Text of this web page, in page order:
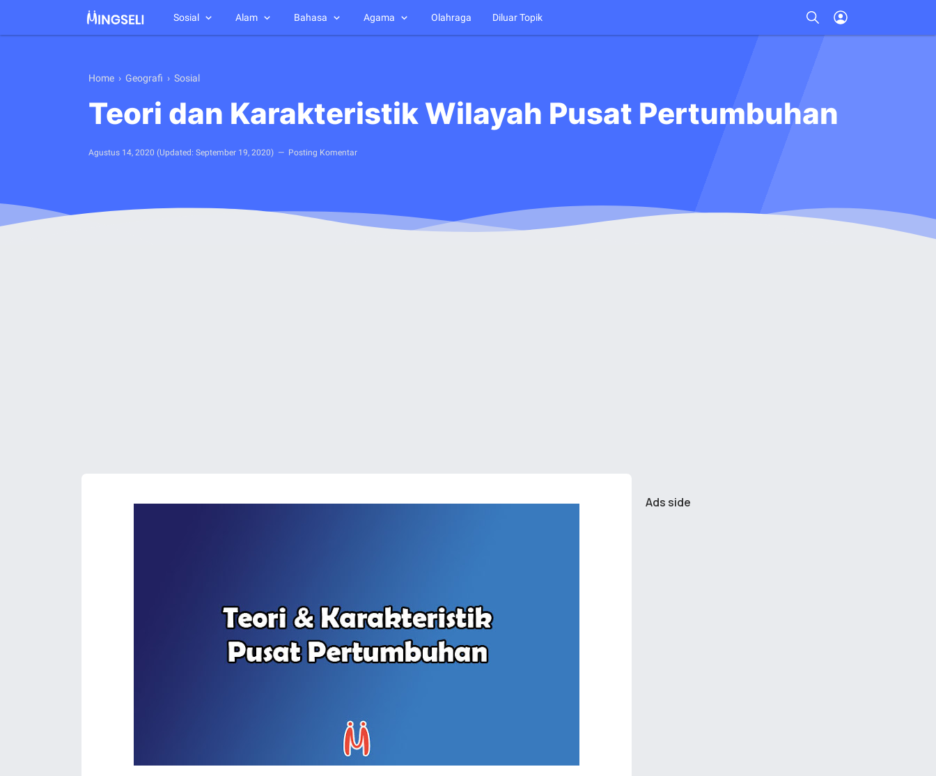
Sosial Alam Bahasa Agama Olahraga Diluar Topik
Home › Geografi › Sosial
Teori dan Karakteristik Wilayah Pusat Pertumbuhan
Agustus 14, 2020 (Updated: September 19, 2020) Posting Komentar
Ads side